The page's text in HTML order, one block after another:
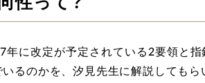
に改定が予定されている2要領と指
るのかを、汐見先生に解説してもら